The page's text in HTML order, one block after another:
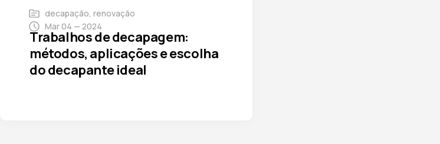
decapação, renovação
Mar 04 — 2024
Trabalhos de decapagem:
métodos, aplicações e escolha
do decapante ideal